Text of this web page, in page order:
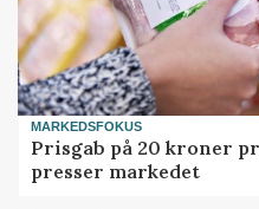
MARKEDSFOKUS
Prisgab på 20 kroner
presser markedet